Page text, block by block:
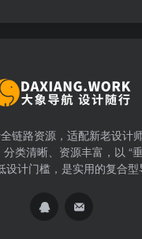
链路资源，适配新老设计
类清晰、资源丰富，以 “
计门槛，是实用的复合型